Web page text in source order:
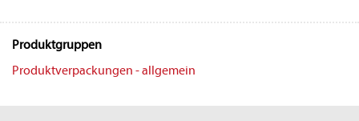
Produktgruppen
Produktverpackungen - allgemein